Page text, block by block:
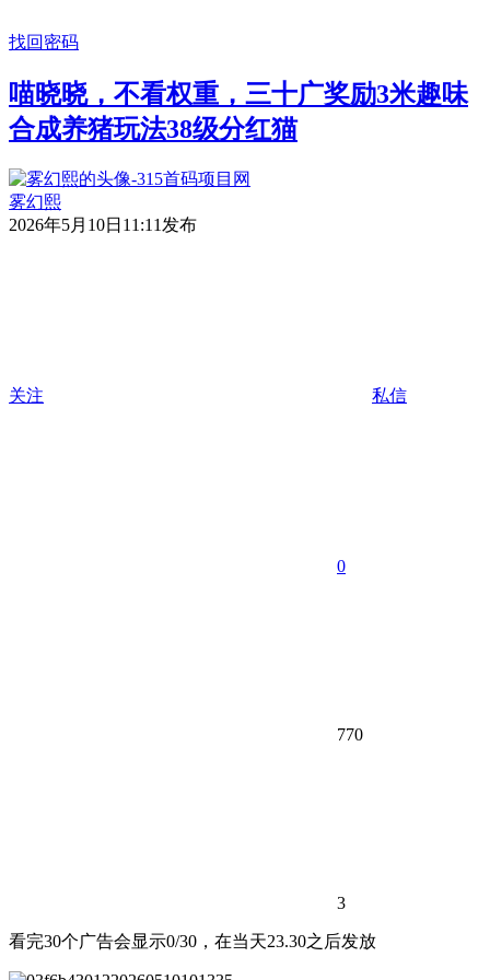
找回密码
喵晓晓，不看权重，三十广奖励3米趣味
合成养猪玩法38级分红猫
雾幻熙
2026年5月10日11:11发布
关注 私信
0
770
3
看完30个广告会显示0/30，在当天23.30之后发放